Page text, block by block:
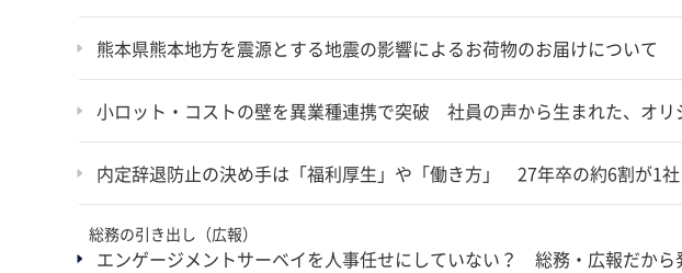
熊本県熊本地方を震源とする地震の影響によるお荷物のお届けについて
小ロット・コストの壁を異業種連携で突破 社員の声から生まれた、オリ
内定辞退防止の決め手は「福利厚生」や「働き方」 27年卒の約6割が1
総務の引き出し（広報）
エンゲージメントサーベイを人事任せにしていない？ 総務・広報だから